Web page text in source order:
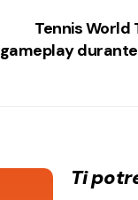
Tennis World
gameplay
Ti